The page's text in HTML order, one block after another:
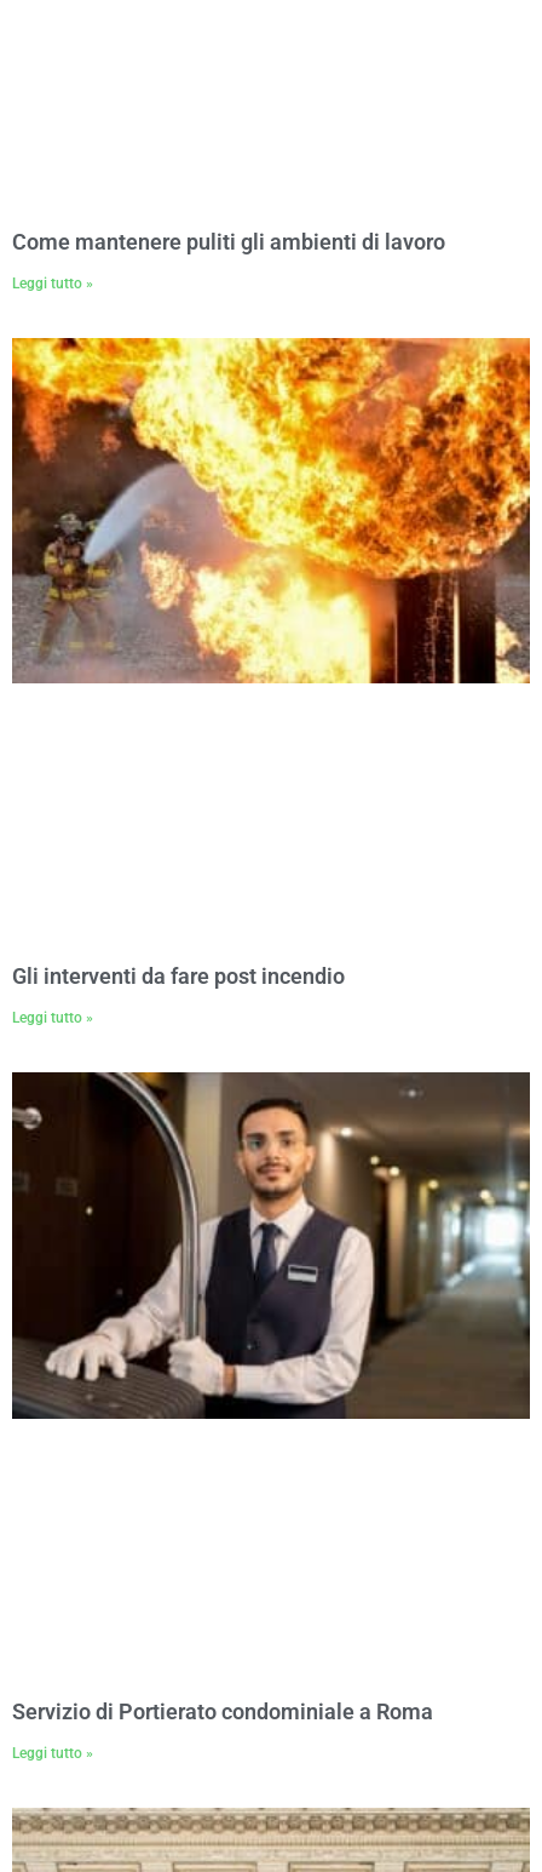
Come mantenere puliti gli ambienti di lavoro
Leggi tutto »
Gli interventi da fare post incendio
Leggi tutto »
Servizio di Portierato condominiale a Roma
Leggi tutto »